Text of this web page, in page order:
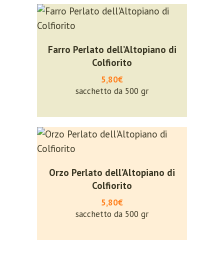
Farro Perlato dell’Altopiano di
Colfiorito
5,80€
sacchetto da 500 gr
Orzo Perlato dell’Altopiano di
Colfiorito
5,80€
sacchetto da 500 gr